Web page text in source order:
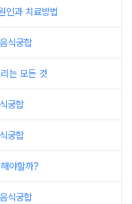
인과 치료방법
식궁합
는 모든 것
궁합
궁합
야할까?
식궁합